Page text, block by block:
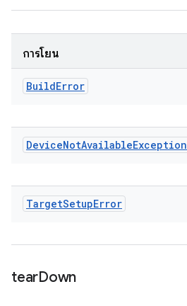
การโยน
BuildError
DeviceNotAvailableException
TargetSetupError
tearDown